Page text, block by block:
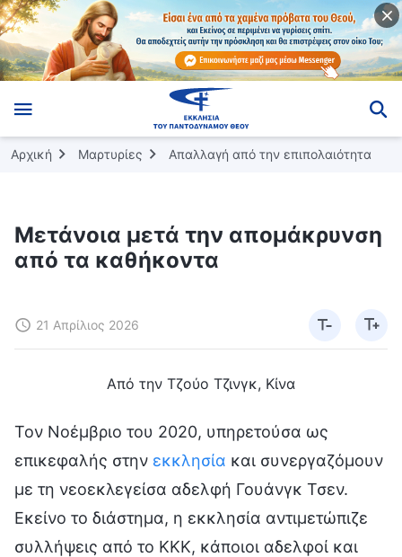
Αρχική Μαρτυρίες Απαλλαγή από την επιπολαιότητα
Μετάνοια μετά την απομάκρυνση
από τα καθήκοντα
21 Απρίλιος 2026
Από την Τζούο Τζινγκ, Κίνα
Τον Νοέμβριο του 2020, υπηρετούσα ως
επικεφαλής στην εκκλησία και συνεργαζόμουν
με τη νεοεκλεγείσα αδελφή Γουάνγκ Τσεν.
Εκείνο το διάστημα, η εκκλησία αντιμετώπιζε
συλλήψεις από το ΚΚΚ, κάποιοι αδελφοί και